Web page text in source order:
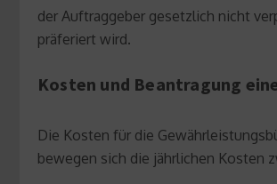
der Auftraggeber gesetzlich nicht
präferiert wird.
Kosten und Beantragung
Die Kosten für die
bewegen sich die jährlichen Kosten